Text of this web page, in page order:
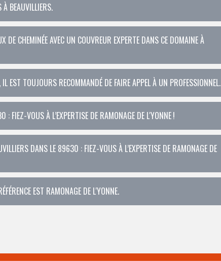
À BEAUVILLIERS.
DE CHEMINÉE AVEC UN COUVREUR EXPERTE DANS CE DOMAINE À
EST TOUJOURS RECOMMANDÉ DE FAIRE APPEL À UN PROFESSIONNEL.
FIEZ-VOUS À L’EXPERTISE DE RAMONAGE DE L'YONNE !
DANS LE 89630 : FIEZ-VOUS À L’EXPERTISE DE RAMONAGE DE
EST RAMONAGE DE L'YONNE.